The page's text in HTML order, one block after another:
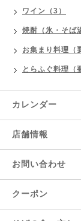
ワイン（3）
焼酎（氷・そば
お集まり料理（
とらふぐ料理（
カレンダー
店舗情報
お問い合わせ
クーポン